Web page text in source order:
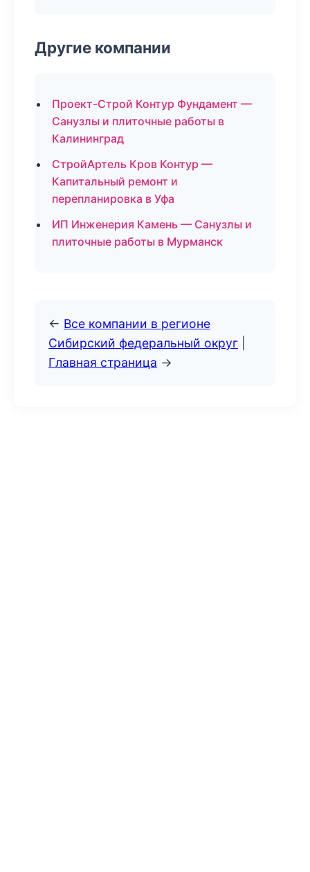
Другие компании
Проект-Строй Контур Фундамент —
Санузлы и плиточные работы в
Калининград
СтройАртель Кров Контур —
Капитальный ремонт и
перепланировка в Уфа
ИП Инженерия Камень — Санузлы и
плиточные работы в Мурманск
← Все компании в регионе
Сибирский федеральный округ
Главная страница →